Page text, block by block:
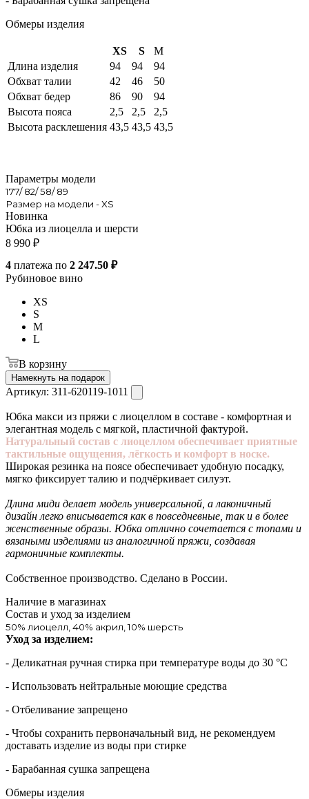
Обмеры изделия
XS S
M
Длина изделия
94 94
94
Обхват талии
42 46
50
Обхват бедер
86 90
94
Высота пояса
2,5 2,5
2,5
Высота расклешения 43,5 43,5 43,5
Параметры модели
177/ 82/ 58/ 89
Размер на модели - XS
Новинка
Юбка из лиоцелла и шерсти
8 990 ₽
4 платежа по 2 247.50 ₽
Рубиновое вино
XS
S
M
L
В корзину
Намекнуть на подарок
Артикул: 311-620119-1011
Юбка макси из пряжи с лиоцеллом в составе - комфортная и
элегантная модель с мягкой, пластичной фактурой.
Натуральный состав с лиоцеллом обеспечивает приятные
тактильные ощущения, лёгкость и комфорт в носке.
Широкая резинка на поясе обеспечивает удобную посадку,
мягко фиксирует талию и подчёркивает силуэт.
Длина миди делает модель универсальной, а лаконичный
дизайн легко вписывается как в повседневные, так и в более
женственные образы. Юбка отлично сочетается с топами и
вязаными изделиями из аналогичной пряжи, создавая
гармоничные комплекты.
Собственное производство. Сделано в России.
Наличие в магазинах
Состав и уход за изделием
50% лиоцелл, 40% акрил, 10% шерсть
Уход за изделием:
- Деликатная ручная стирка при температуре воды до 30 °C
- Использовать нейтральные моющие средства
- Отбеливание запрещено
- Чтобы сохранить первоначальный вид, не рекомендуем
доставать изделие из воды при стирке
- Барабанная сушка запрещена
Обмеры изделия